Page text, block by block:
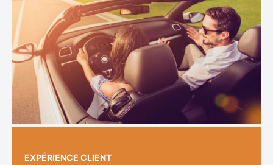
EXPÉRIENCE CLIENT